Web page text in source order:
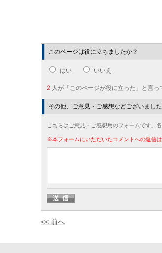
このページは役に立ちましたか？
はい いいえ
2 人が「このページが役に立った」と言っ
その他、ご意見・ご感想などございまし
こちらはご意見・ご感想用のフォームです。
※本フォームにいただいたコメントへの返信は
<< 前へ